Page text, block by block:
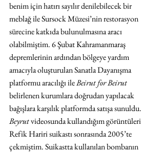
benim için hatırı sayılır denilebilecek bir
meblağ ile Sursock Müzesi’nin restorasyon
sürecine katkıda bulunulmasına aracı
olabilmiştim. 6 Şubat Kahramanmaraş
depremlerinin ardından bölgeye yardım
amacıyla oluşturulan Sanatla Dayanışma
platformu aracılığı ile Beirut for Beirut
belirlenen kurumlara doğrudan yapılacak
bağışlara karşılık platformda satışa sunuldu.
Beyrut videosunda kullandığım görüntüleri
Refik Hariri suikastı sonrasında 2005’te
çekmiştim. Suikastta kullanılan bombanın